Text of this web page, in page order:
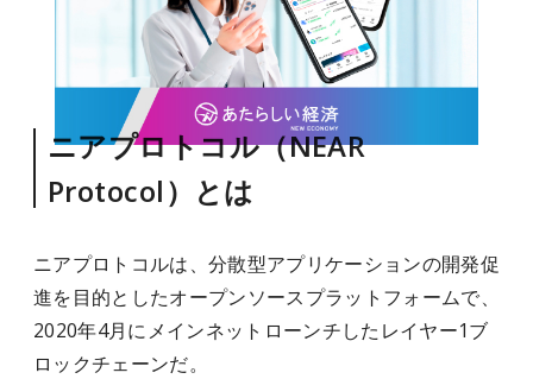
ニアプロトコル（NEAR
Protocol）とは
ニアプロトコルは、分散型アプリケーションの開発促
進を目的としたオープンソースプラットフォームで、
2020年4月にメインネットローンチしたレイヤー1ブ
ロックチェーンだ。